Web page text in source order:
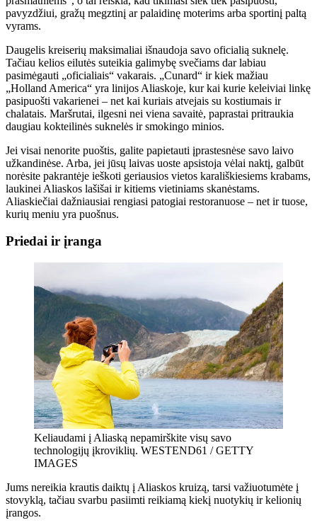
pavyzdžiui, gražų megztinį ar palaidinę moterims arba sportinį paltą
vyrams.
Daugelis kreiserių maksimaliai išnaudoja savo oficialią suknelę.
Tačiau kelios eilutės suteikia galimybę svečiams dar labiau
pasimėgauti „oficialiais“ vakarais. „Cunard“ ir kiek mažiau
„Holland America“ yra linijos Aliaskoje, kur kai kurie keleiviai linkę
pasipuošti vakarienei – net kai kuriais atvejais su kostiumais ir
chalatais. Maršrutai, ilgesni nei viena savaitė, paprastai pritraukia
daugiau kokteilinės suknelės ir smokingo minios.
Jei visai nenorite puoštis, galite papietauti įprastesnėse savo laivo
užkandinėse. Arba, jei jūsų laivas uoste apsistoja vėlai naktį, galbūt
norėsite pakrantėje ieškoti geriausios vietos karališkiesiems krabams,
laukinei Aliaskos lašišai ir kitiems vietiniams skanėstams.
Aliaskiečiai dažniausiai rengiasi patogiai restoranuose – net ir tuose,
kurių meniu yra puošnus.
Priedai ir įranga
Keliaudami į Aliaską nepamirškite visų savo
technologijų įkroviklių. WESTEND61 / GETTY
IMAGES
Jums nereikia krautis daiktų į Aliaskos kruizą, tarsi važiuotumėte į
stovyklą, tačiau svarbu pasiimti reikiamą kiekį nuotykių ir kelionių
įrangos.